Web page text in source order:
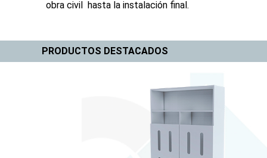
obra civil hasta la instalación final.
PRODUCTOS DESTACADOS